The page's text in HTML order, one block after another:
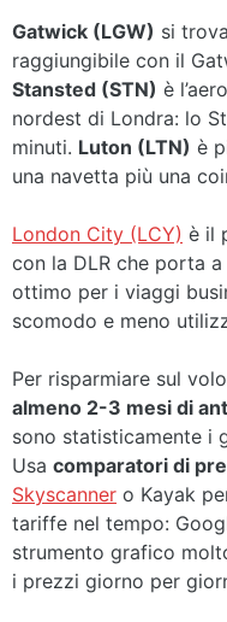
Gatwick (LGW) si
raggiungibile con il
Stansted (STN) è
nordest di Londra: lo
minuti. Luton (LTN) è
una navetta più una
London City (LCY) è il
con la DLR che porta
ottimo per i viaggi
scomodo e meno
Per risparmiare sul
almeno 2-3 mesi di
sono statisticamente i
Usa comparatori di
Skyscanner o Kayak
tariffe nel tempo:
strumento grafico
i prezzi giorno per